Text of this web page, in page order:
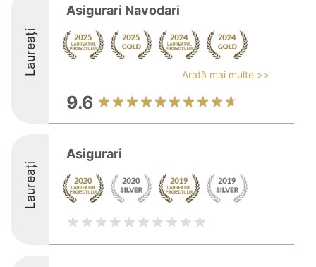
Laureați
Asigurari Navodari
Arată mai multe >>
9.6
Laureați
Asigurari